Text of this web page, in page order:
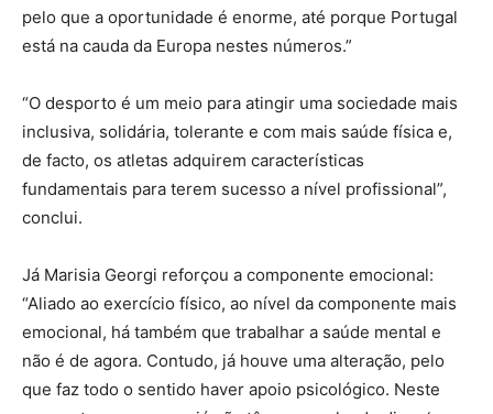
pelo que a oportunidade é enorme, até porque Portugal
está na cauda da Europa nestes números.”
“O desporto é um meio para atingir uma sociedade mais
inclusiva, solidária, tolerante e com mais saúde física e,
de facto, os atletas adquirem características
fundamentais para terem sucesso a nível profissional”,
conclui.
Já Marisia Georgi reforçou a componente emocional:
“Aliado ao exercício físico, ao nível da componente mais
emocional, há também que trabalhar a saúde mental e
não é de agora. Contudo, já houve uma alteração, pelo
que faz todo o sentido haver apoio psicológico. Neste